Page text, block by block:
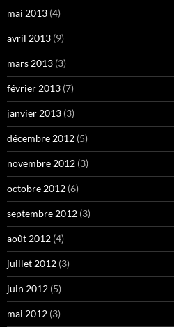
mai 2013 (4)
avril 2013 (9)
mars 2013 (3)
février 2013 (7)
janvier 2013 (3)
décembre 2012 (5)
novembre 2012 (3)
octobre 2012 (6)
septembre 2012 (3)
août 2012 (4)
juillet 2012 (3)
juin 2012 (5)
mai 2012 (3)